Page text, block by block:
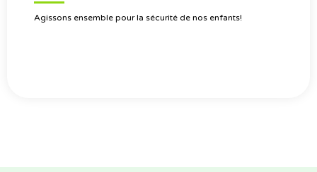
Agissons ensemble pour la sécurité de nos enfants!